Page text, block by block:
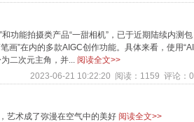
功能拍摄类产品“一甜相机”，已于近期陆续内测包
画”在内的多款AIGC创作功能。具体来看，使用“AI
二次元主角，并... 阅读全文>>
2023-06-21 10:22:20 阅读：1159 评论：0
艺术成了弥漫在空气中的美好 阅读全文>>